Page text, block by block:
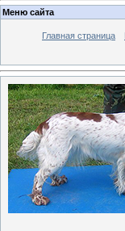
Меню сайта
Главная страница